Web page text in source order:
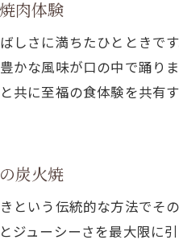
焼肉
肉体験
しさに満ちたひとときで
かな風味が口の中で踊り
共に至福の食体験を共有
炭火焼
という伝統的な方法でそ
ジューシーさを最大限に